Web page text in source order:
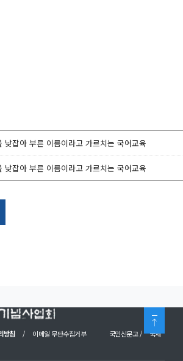
낮잡아 부른 이름이라고 가르치는 국어교육
낮잡아 부른 이름이라고 가르치는 국어교육
방침 / 이메일 무단수집거부 국민신문고/
국세